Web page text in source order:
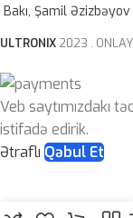
Bakı, Şamil Əzizbəyov
ULTRONIX 2023 .
Veb saytımızdakı
istifadə edirik.
Ətraflı Qəbul Et